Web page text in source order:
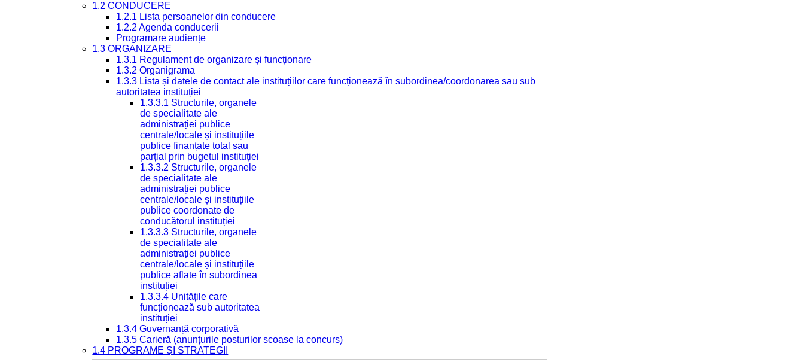
1.2 CONDUCERE
1.2.1 Lista persoanelor din conducere
1.2.2 Agenda conducerii
Programare audiențe
1.3 ORGANIZARE
1.3.1 Regulament de organizare și funcționare
1.3.2 Organigrama
1.3.3 Lista și datele de contact ale instituțiilor care funcționează în subordinea/coordonarea sau sub
autoritatea instituției
1.3.3.1 Structurile, organele
de specialitate ale
administrației publice
centrale/locale și instituțiile
publice finanțate total sau
parțial prin bugetul instituției
1.3.3.2 Structurile, organele
de specialitate ale
administrației publice
centrale/locale și instituțiile
publice coordonate de
conducătorul instituției
1.3.3.3 Structurile, organele
de specialitate ale
administrației publice
centrale/locale și instituțiile
publice aflate în subordinea
instituției
1.3.3.4 Unitățile care
funcționează sub autoritatea
instituției
1.3.4 Guvernanță corporativă
1.3.5 Carieră (anunțurile posturilor scoase la concurs)
1.4 PROGRAME ȘI STRATEGII